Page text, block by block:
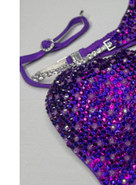
Mon compte